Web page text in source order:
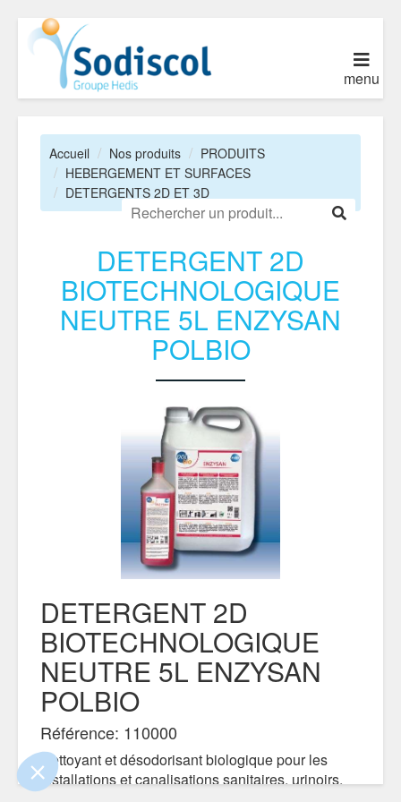
le contenu de ce site vous intéresse
aimerait bien vous accompagner
certifiés par
Je choisis OK pour moi
menu
Accueil Nos produits
PRODUITS
HEBERGEMENT ET SURFACES
DETERGENTS 2D ET 3D
DETERGENT 2D
BIOTECHNOLOGIQUE
NEUTRE 5L ENZYSAN
POLBIO
DETERGENT 2D
BIOTECHNOLOGIQUE
NEUTRE 5L ENZYSAN
POLBIO
Référence: 110000
Nettoyant et désodorisant biologique pour les
installations et canalisations sanitaires, urinoirs,